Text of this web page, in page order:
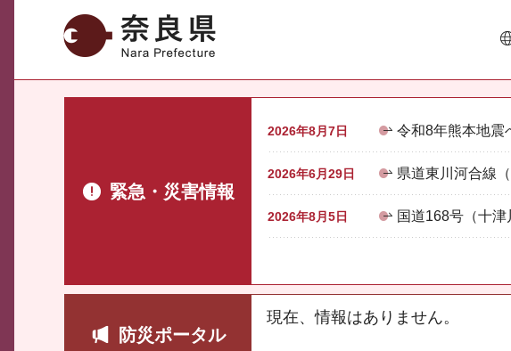
奈良県
緊急・災害情報
2026年8月7日 令和8年熊本地震
2026年6月29日 県道東川河合線
2026年8月5日 国道168号（十
防災ポータル
現在、情報はありません。